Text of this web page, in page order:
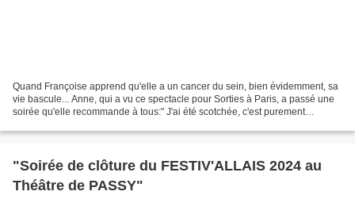
Quand Françoise apprend qu'elle a un cancer du sein, bien évidemment, sa
vie bascule... Anne, qui a vu ce spectacle pour Sorties à Paris, a passé une
soirée qu'elle recommande à tous:" J'ai été scotchée, c'est purement
"Soirée de clôture du FESTIV'ALLAIS 2024 au
Théâtre de PASSY"